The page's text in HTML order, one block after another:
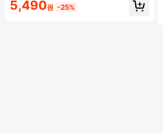
5,490원 -25%